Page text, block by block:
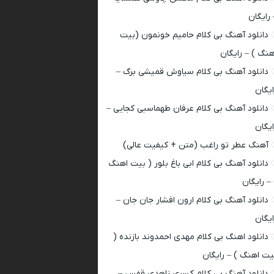
رایگان
دانلود آهنگ بی کلام حامیم خونمون (بیت
) – رایگان
دانلود آهنگ بی کلام سیاوش قمیشی برگ –
دانلود آهنگ بی کلام عرفان طهماسبی کجایی –
آهنگ عطر تو راغب (متن + کیفیت عالی)
دانلود آهنگ بی کلام ابی باغ بلور ( بیت اهنگ
– رایگان
دانلود آهنگ بی کلام ارون افشار جان جان –
دانلود اهنگ بی کلام مهدی احمدوند بازنده (
اهنگ ) – رایگان